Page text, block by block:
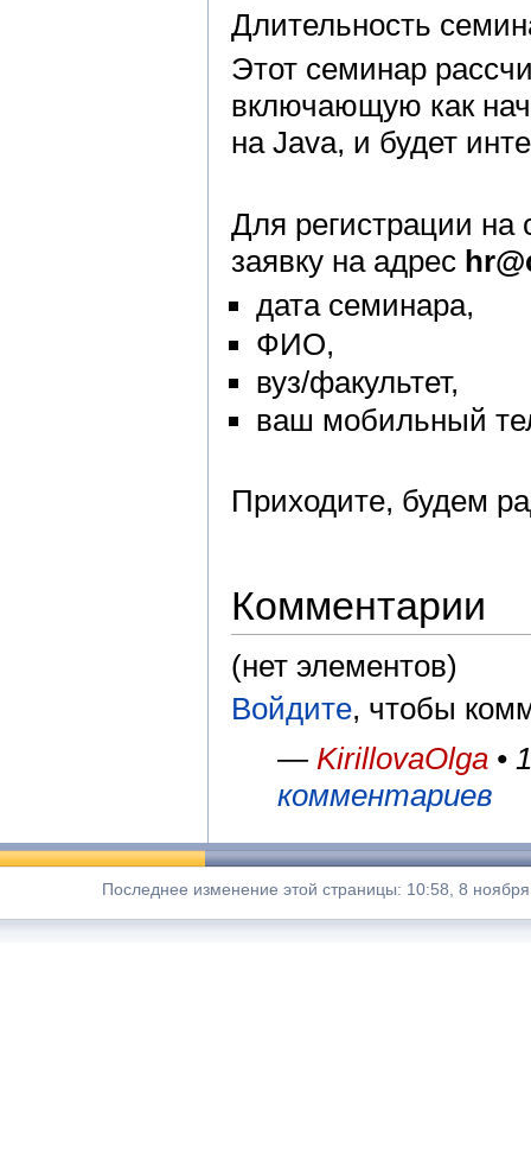
Длительность
Этот семинар
включающую как
на Java, и будет
Для регистрации на
заявку на адрес
дата семинара,
ФИО,
вуз/факультет,
ваш мобильный
Приходите, будем
Комментарии
(нет элементов)
Войдите, чтобы
— KirillovaOlga •
комментариев
Последнее изменение этой страницы: 10:58, 8